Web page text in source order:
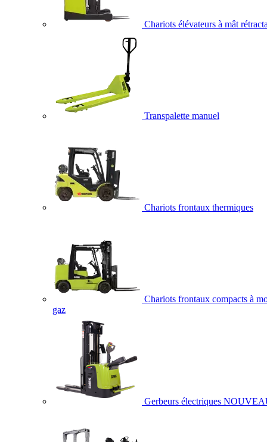
Chariots élévateurs à mât
Transpalette manuel
Chariots frontaux thermiques
Chariots frontaux compacts à
gaz
Gerbeurs électriques